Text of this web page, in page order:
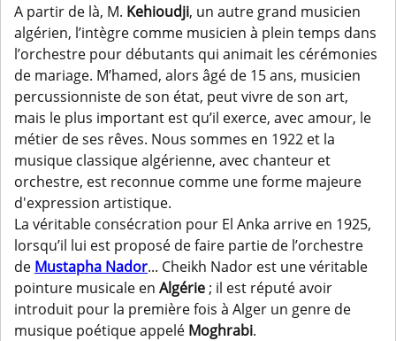
A partir de là, M. Kehioudji, un autre grand musicien
algérien, l’intègre comme musicien à plein temps dans
l’orchestre pour débutants qui animait les cérémonies
de mariage. M’hamed, alors âgé de 15 ans, musicien
percussionniste de son état, peut vivre de son art,
mais le plus important est qu’il exerce, avec amour, le
métier de ses rêves. Nous sommes en 1922 et la
musique classique algérienne, avec chanteur et
orchestre, est reconnue comme une forme majeure
d'expression artistique.
La véritable consécration pour El Anka arrive en 1925,
lorsqu’il lui est proposé de faire partie de l’orchestre
de Mustapha Nador... Cheikh Nador est une véritable
pointure musicale en Algérie ; il est réputé avoir
introduit pour la première fois à Alger un genre de
musique poétique appelé Moghrabi.